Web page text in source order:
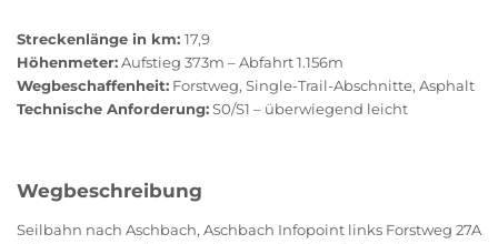
Streckenlänge in km: 17,9
Höhenmeter:Aufstieg 373m – Abfahrt 1.156m
Wegbeschaffenheit: Forstweg, Single-Trail-Abschnitte, Asphalt
Technische Anforderung:S0/S1 – überwiegend leicht
Wegbeschreibung
Seilbahn nach Aschbach, Aschbach Infopoint links Forstweg 27A